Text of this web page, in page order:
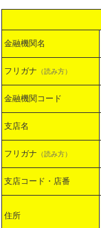
金融機関名
フリガナ （読み方）
金融機関コード
支店名
フリガナ （読み方）
支店コード・店番
住所